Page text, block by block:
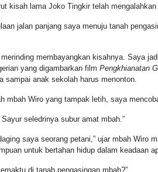
kisah lama Joko Tingkir telah
jalan panjang saya menuju tanah
membayangkan kisahnya. Saya
yang digambarkan film Pengkhianatan
sampai anak sekolah harus menonton.
mbah Wiro yang tampak letih, saya
Sayur seledrinya subur amat mbah.”
saya seorang petani,” ujar mbah Wiro
untuk bertahan hidup dalam keadaan
di tanah pengasingan mbah?”